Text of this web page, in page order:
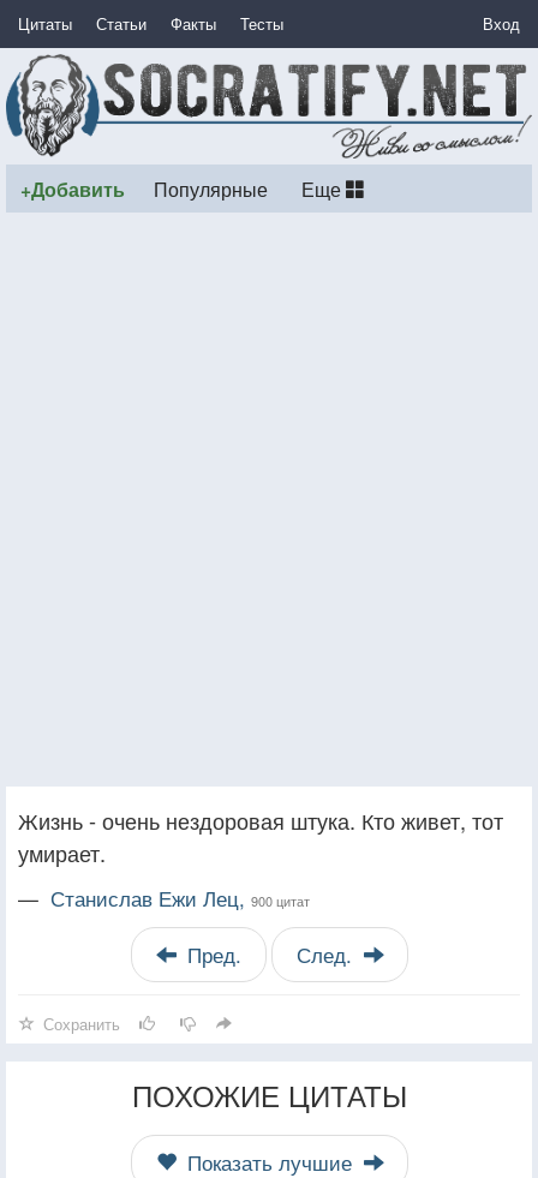
Цитаты Статьи Факты Тесты Вход
+Добавить Популярные Еще
Жизнь - очень нездоровая штука. Кто живет, тот
умирает.
— Станислав Ежи Лец, 900 цитат
Пред. След.
Сохранить
ПОХОЖИЕ ЦИТАТЫ
Показать лучшие